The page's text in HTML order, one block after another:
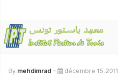
By mehdimrad décembre 15,2011